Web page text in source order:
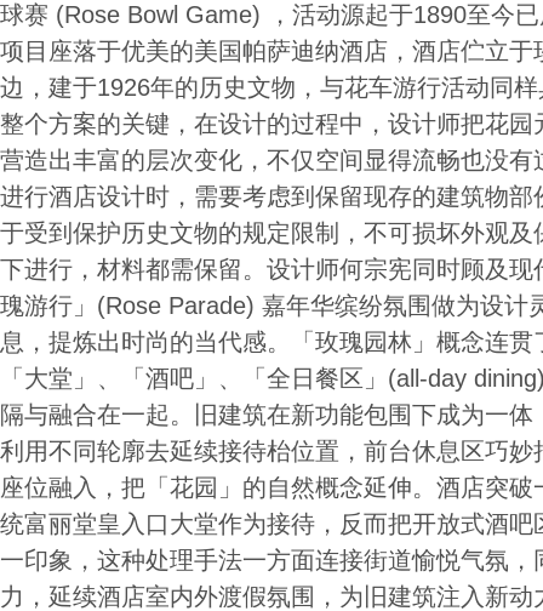
球赛 (Rose Bowl Game) ，活动源起于1890至今
项目座落于优美的美国帕萨迪纳酒店，酒店伫立
边，建于1926年的历史文物，与花车游行活动同
整个方案的关键，在设计的过程中，设计师把花
营造出丰富的层次变化，不仅空间显得流畅也没有
进行酒店设计时，需要考虑到保留现存的建筑物
于受到保护历史文物的规定限制，不可损坏外观
下进行，材料都需保留。设计师何宗宪同时顾及
瑰游行」(Rose Parade) 嘉年华缤纷氛围做为设计
息，提炼出时尚的当代感。「玫瑰园林」概念连
「大堂」、「酒吧」、「全日餐区」(all-day
隔与融合在一起。旧建筑在新功能包围下成为一
利用不同轮廓去延续接待枱位置，前台休息区巧
座位融入，把「花园」的自然概念延伸。酒店突
统富丽堂皇入口大堂作为接待，反而把开放式酒
一印象，这种处理手法一方面连接街道愉悦气氛
力，延续酒店室内外渡假氛围，为旧建筑注入新